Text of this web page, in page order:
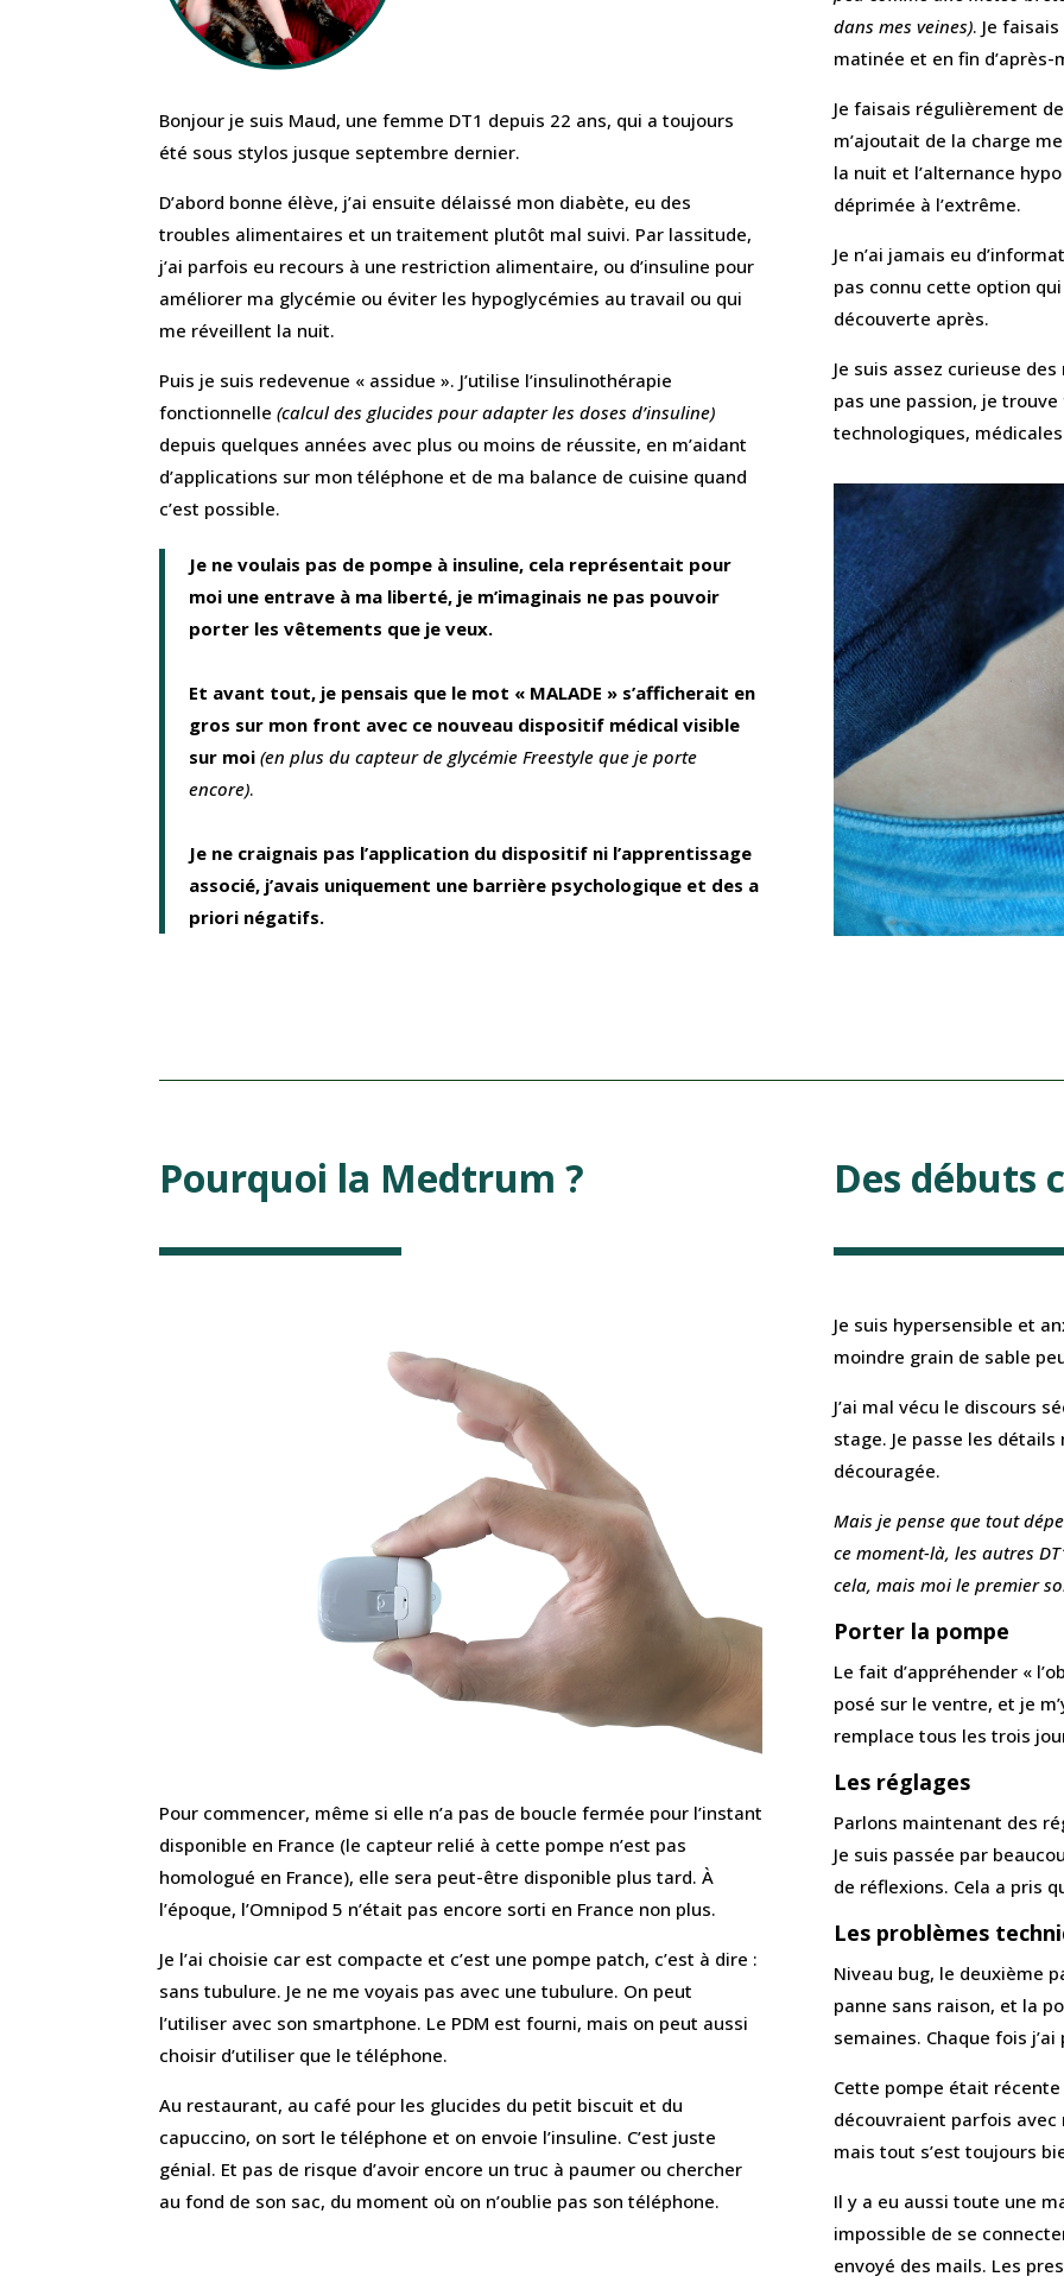
Bonjour je suis Maud, une femme DT1 depuis 22 ans, qui a toujours
été sous stylos jusque septembre dernier.
D’abord bonne élève, j’ai ensuite délaissé mon diabète, eu des
troubles alimentaires et un traitement plutôt mal suivi. Par lassitude,
j’ai parfois eu recours à une restriction alimentaire, ou d’insuline pour
améliorer ma glycémie ou éviter les hypoglycémies au travail ou qui
me réveillent la nuit.
Puis je suis redevenue « assidue ». J’utilise l’insulinothérapie
fonctionnelle(calcul des glucides pour adapter les doses d’insuline)
depuis quelques années avec plus ou moins de réussite, en m’aidant
d’applications sur mon téléphone et de ma balance de cuisine quand
c’est possible.
Je ne voulais pas de pompe à insuline, cela représentait pour
moi une entrave à ma liberté, je m’imaginais ne pas pouvoir
porter les vêtements que je veux.
Et avant tout, je pensais que le mot « MALADE » s’afficherait en
gros sur mon front avec ce nouveau dispositif médical visible
sur moi (en plus du capteur de glycémie Freestyle que je porte
encore).
Je ne craignais pas l’application du dispositif ni l’apprentissage
associé, j’avais uniquement une barrière psychologique et des a
priori négatifs.
dans mes veines). Je
matinée et en fin d’après-
Je faisais régulièrement
m’ajoutait de la charge
la nuit et l’alternance
déprimée à l’extrême.
Je n’ai jamais eu
pas connu cette option
découverte après.
Je suis assez curieuse
pas une passion, je
technologiques,
Pourquoi la Medtrum ?
Pour commencer, même si elle n’a pas de boucle fermée pour l’instant
disponible en France (le capteur relié à cette pompe n’est pas
homologué en France), elle sera peut-être disponible plus tard. À
l’époque, l’Omnipod 5 n’était pas encore sorti en France non plus.
Je l’ai choisie car est compacte et c’est une pompe patch, c’est à dire :
sans tubulure. Je ne me voyais pas avec une tubulure. On peut
l’utiliser avec son smartphone. Le PDM est fourni, mais on peut aussi
choisir d’utiliser que le téléphone.
Au restaurant, au café pour les glucides du petit biscuit et du
capuccino, on sort le téléphone et on envoie l’insuline. C’est juste
génial. Et pas de risque d’avoir encore un truc à paumer ou chercher
au fond de son sac, du moment où on n’oublie pas son téléphone.
Des débuts
Je suis hypersensible et
moindre grain de sable
J’ai mal vécu le discours
stage. Je passe les
découragée.
Mais je pense que tout
ce moment-là, les autres
cela, mais moi le premier
Porter la pompe
Le fait d’appréhender «
posé sur le ventre, et je
remplace tous les trois
Les réglages
Parlons maintenant des
Je suis passée par
de réflexions. Cela a pris
Les problèmes
Niveau bug, le deuxième
panne sans raison, et la
semaines. Chaque fois
Cette pompe était
découvraient parfois avec
mais tout s’est toujours
Il y a eu aussi toute une
impossible de se
envoyé des mails. Les